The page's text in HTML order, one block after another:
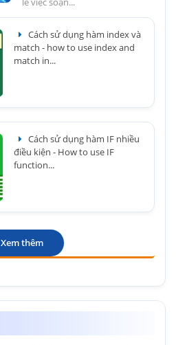
Cách sử dụng hàm index và
match - how to use index and
match in...
Cách sử dụng hàm IF nhiều
điều kiện - How to use IF
function...
Xem thêm